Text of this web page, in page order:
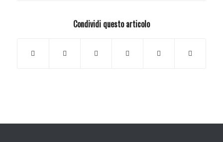
Condividi questo articolo